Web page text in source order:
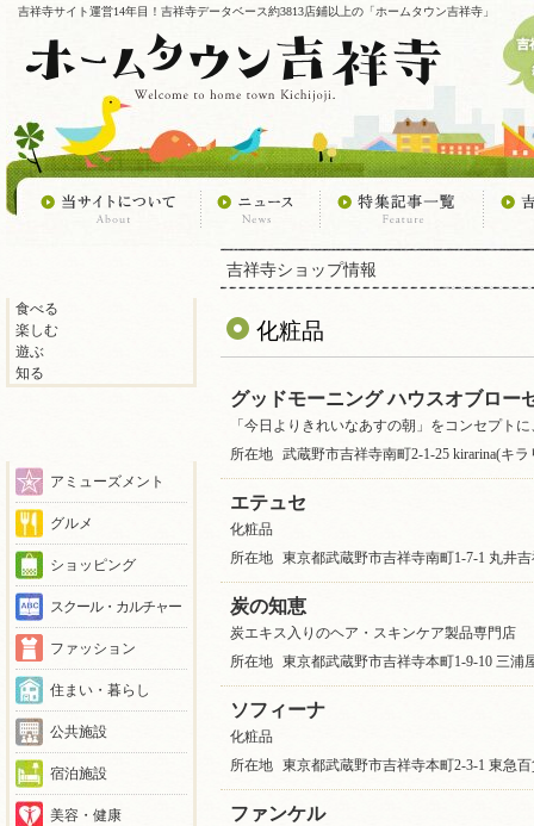
吉祥寺サイト運営14年目！吉祥寺データベース約3813店鋪以上の「ホームタウン吉祥寺」
食べる
楽しむ
遊ぶ
知る
アミューズメント
グルメ
ショッピング
スクール・カルチャー
ファッション
住まい・暮らし
公共施設
宿泊施設
美容・健康
吉祥寺ショップ情報
化粧品
グッドモーニング ハウスオブロー
「今日よりきれいなあすの朝」をコンセプト
所在地
武蔵野市吉祥寺南町2-1-25 kirarina(キ
エテュセ
化粧品
所在地
東京都武蔵野市吉祥寺南町1-7-1 丸井
炭の知恵
炭エキス入りのヘア・スキンケア製品専門店
所在地
東京都武蔵野市吉祥寺本町1-9-10 三浦
ソフィーナ
化粧品
所在地
東京都武蔵野市吉祥寺本町2-3-1 東急
ファンケル